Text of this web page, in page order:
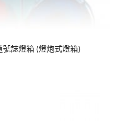
號誌燈箱 (燈炮式燈箱)